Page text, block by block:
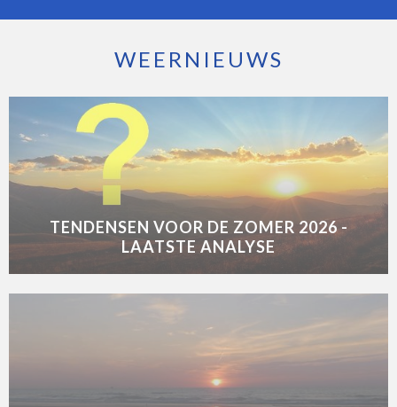
WEERNIEUWS
TENDENSEN VOOR DE ZOMER 2026 -
LAATSTE ANALYSE